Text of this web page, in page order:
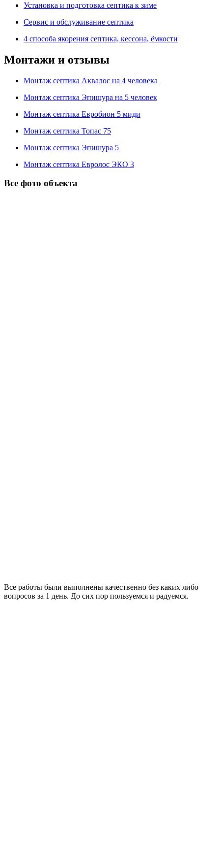
Установка и подготовка септика к зиме
Сервис и обслуживание септика
4 способа якорения септика, кессона, ёмкости
Монтажи и отзывы
Монтаж септика Аквалос на 4 человека
Монтаж септика Эпишура на 5 человек
Монтаж септика Евробион 5 миди
Монтаж септика Топас 75
Монтаж септика Эпишура 5
Монтаж септика Евролос ЭКО 3
Все фото объекта
Все работы были выполнены качественно без каких либо
вопросов за 1 день. До сих пор пользуемся и радуемся.